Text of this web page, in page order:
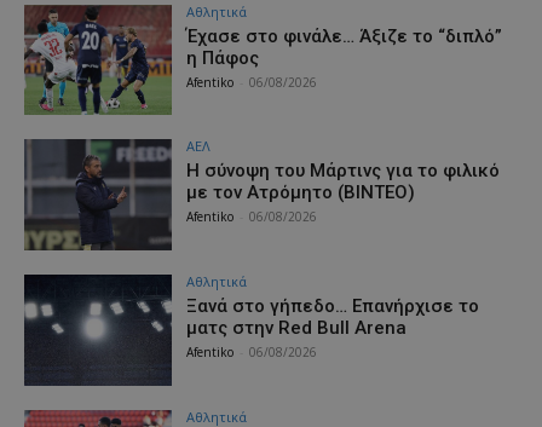
Αθλητικά
Έχασε στο φινάλε… Άξιζε το “διπλό”
η Πάφος
Afentiko 06/08/2026
ΑΕΛ
H σύνοψη του Μάρτινς για το φιλικό
με τον Ατρόμητο (ΒΙΝΤΕΟ)
Afentiko 06/08/2026
Αθλητικά
Ξανά στο γήπεδο… Επανήρχισε το
ματς στην Red Bull Arena
Afentiko 06/08/2026
Αθλητικά